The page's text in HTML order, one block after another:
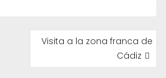
Visita a la zona franca de
Cádiz